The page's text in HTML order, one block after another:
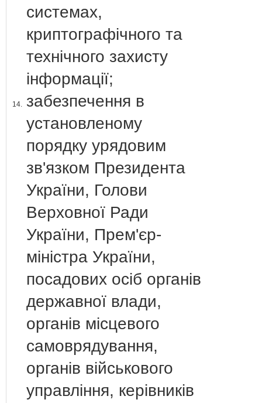
системах,
криптографічного та
технічного захисту
інформації;
14. забезпечення в
установленому
порядку урядовим
зв'язком Президента
України, Голови
Верховної Ради
України, Прем'єр-
міністра України,
посадових осіб органів
державної влади,
органів місцевого
самоврядування,
органів військового
управління, керівників